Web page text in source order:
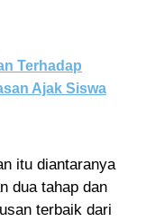
Terhadap
Ajak Siswa
itu diantaranya
dua tahap dan
terbaik dari